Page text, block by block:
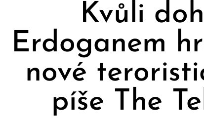
Kvůli
Erdoganem
nové
píše The